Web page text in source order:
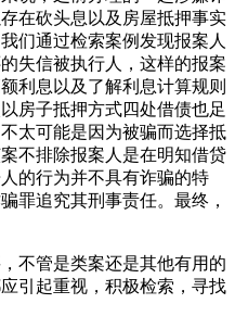
在砍头息以及房屋抵押事实
们通过检索案例发现报案人
失信被执行人，这样的报案
利息以及了解利息计算规则
房子抵押方式四处借债也足
太可能是因为被骗而选择抵
不排除报案人是在明知借贷
的行为并不具有诈骗的特
罪追究其刑事责任。 最终，
管是类案还是其他有用的
引起重视，积极检索，寻找